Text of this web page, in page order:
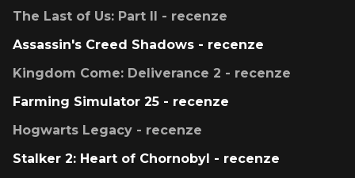
The Last of Us: Part II - recenze
Assassin's Creed Shadows - recenze
Kingdom Come: Deliverance 2 - recenze
Farming Simulator 25 - recenze
Hogwarts Legacy - recenze
Stalker 2: Heart of Chornobyl - recenze